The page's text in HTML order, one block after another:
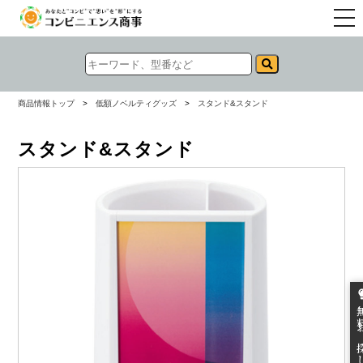
無
商品情報トップ > 低額ノベルティグッズ > スタンド&スタンド
スタンド&スタンド